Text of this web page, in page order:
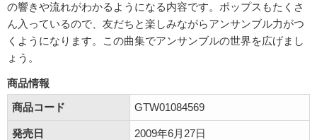
の響きや流れがわかるようになる内容です。ポップスもたくさ
ん入っているので、友だちと楽しみながらアンサンブル力がつ
くようになります。この曲集でアンサンブルの世界を広げまし
ょう。
商品情報
商品コード
GTW01084569
発売日 2009年6月27日